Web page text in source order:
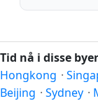
Tid nå i disse
Hongkong ·
Beijing · Sydney ·